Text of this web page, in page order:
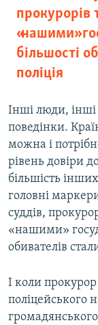
прокурорів
«нашими»
більшості
поліція
Інші люди,
поведінки.
можна і
рівень довіри
більшість
головні
суддів,
«нашими»
обивателів
І коли
поліцейського
громадянського